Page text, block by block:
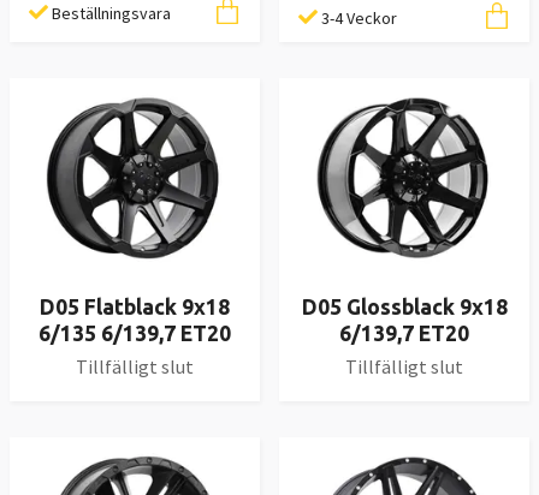
Beställningsvara 3-4 Veckor
D05 Flatblack 9x18
6/135 6/139,7 ET20
Tillfälligt slut
D05 Glossblack 9x18
6/139,7 ET20
Tillfälligt slut